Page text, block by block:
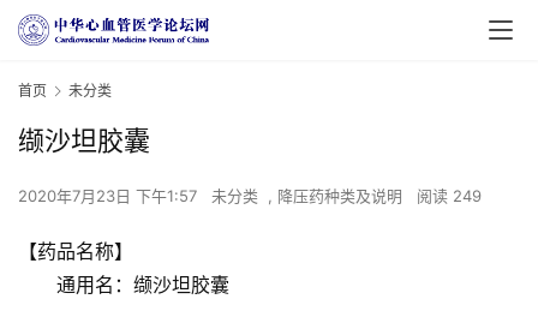
首页 未分类
缬沙坦胶囊
2020年7月23日 下午1:57 未分类 , 降压药种类及说明 阅读 249
【药品名称】
通用名：缬沙坦胶囊